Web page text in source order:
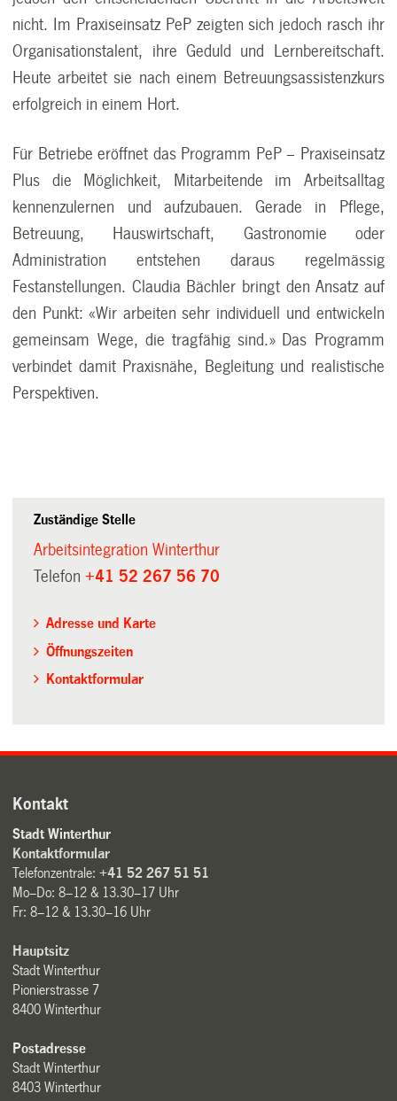
nicht. Im Praxiseinsatz PeP zeigten sich jedoch rasch ihr
Organisationstalent, ihre Geduld und Lernbereitschaft.
Heute arbeitet sie nach einem Betreuungsassistenzkurs
erfolgreich in einem Hort.
Für Betriebe eröffnet das Programm PeP – Praxiseinsatz
Plus die Möglichkeit, Mitarbeitende im Arbeitsalltag
kennenzulernen und aufzubauen. Gerade in Pflege,
Betreuung, Hauswirtschaft, Gastronomie oder
Administration entstehen daraus regelmässig
Festanstellungen. Claudia Bächler bringt den Ansatz auf
den Punkt: «Wir arbeiten sehr individuell und entwickeln
gemeinsam Wege, die tragfähig sind.» Das Programm
verbindet damit Praxisnähe, Begleitung und realistische
Perspektiven.
Zuständige Stelle
Arbeitsintegration Winterthur
Telefon+41 52 267 56 70
Adresse und Karte
Öffnungszeiten
Kontaktformular
Kontakt
Stadt Winterthur
Kontaktformular
Telefonzentrale:+41 52 267 51 51
Mo–Do: 8–12 & 13.30–17 Uhr
Fr: 8–12 & 13.30–16 Uhr
Hauptsitz
Stadt Winterthur
Pionierstrasse 7
8400 Winterthur
Postadresse
Stadt Winterthur
8403 Winterthur